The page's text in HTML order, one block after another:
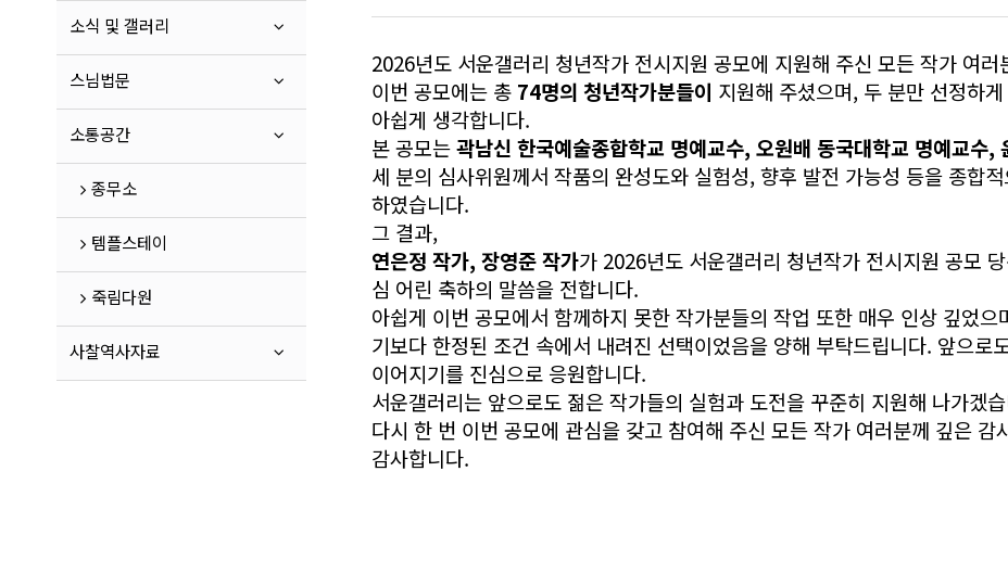
소식 및 갤러리
스님법문
소통공간
종무소
템플스테이
죽림다원
사찰역사자료
2026년도 서운갤러리 청년작가 전시지원 공모에 지원해 주신 모든 작가 여
이번 공모에는 총 74명의 청년작가분들이 지원해 주셨으며, 두 분만 선정하
아쉽게 생각합니다.
본 공모는곽남신 한국예술종합학교 명예교수, 오원배 동국대학교 명예교수,
세 분의 심사위원께서 작품의 완성도와 실험성, 향후 발전 가능성 등을 종합
하였습니다.
그 결과,
연은정 작가, 장영준 작가가 2026년도 서운갤러리 청년작가 전시지원 공모
심 어린 축하의 말씀을 전합니다.
아쉽게 이번 공모에서 함께하지 못한 작가분들의 작업 또한 매우 인상 깊었
기보다 한정된 조건 속에서 내려진 선택이었음을 양해 부탁드립니다. 앞으로
이어지기를 진심으로 응원합니다.
서운갤러리는 앞으로도 젊은 작가들의 실험과 도전을 꾸준히 지원해 나가겠
다시 한 번 이번 공모에 관심을 갖고 참여해 주신 모든 작가 여러분께 깊은 감
감사합니다.